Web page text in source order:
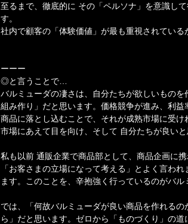
至るまで、徹底的に その「ペルソナ」を意識し
す。
社内で顧客の「体験価値」が最も重視されてい
ーーー
◎と言うことで…
バルミューダの凄さは、自分たちが欲しいもの
組み作り」だと思います。価格競争が進み、利
商品に落とし込むことで、それが成熟市場に受
市場にあえて目を向け、そして 自分たちが良い
私も以前 通販企業で商品部として、商品企画に
「お客さまの立場になって考える」とよく言わ
ます。このことを、辛抱強く行っているのがバル
では、「何故バルミューダが良い商品を作れる
ら」だと思います。ゼロから「ものづくり」の